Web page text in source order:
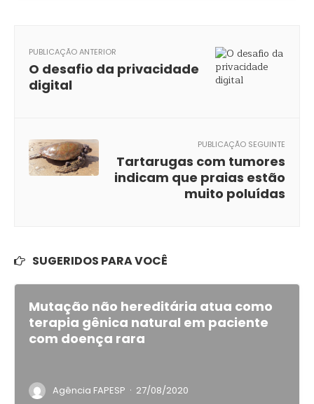
PUBLICAÇÃO ANTERIOR
O desafio da privacidade
digital
PUBLICAÇÃO SEGUINTE
Tartarugas com tumores
indicam que praias estão
muito poluídas
SUGERIDOS PARA VOCÊ
Mutação não hereditária atua como
terapia gênica natural em paciente
com doença rara
Agência FAPESP · 27/08/2020